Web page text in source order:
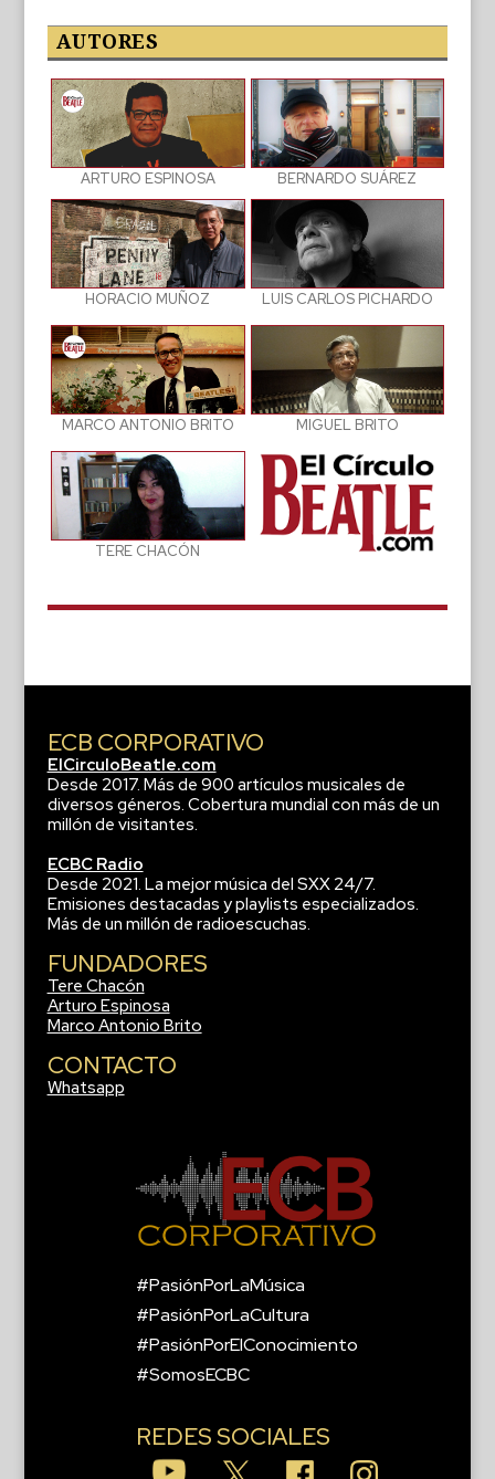
publicaciones
AUTORES
ARTURO ESPINOSA BERNARDO SUÁREZ
HORACIO MUÑOZ LUIS CARLOS PICHARDO
MARCO ANTONIO BRITO MIGUEL BRITO
TERE CHACÓN
ECB CORPORATIVO
ElCirculoBeatle.com
Desde 2017. Más de 900 artículos musicales de
diversos géneros. Cobertura mundial con más de un
millón de visitantes.
ECBC Radio
Desde 2021. La mejor música del SXX 24/7.
Emisiones destacadas y playlists especializados.
Más de un millón de radioescuchas.
FUNDADORES
Tere Chacón
Arturo Espinosa
Marco Antonio Brito
CONTACTO
Whatsapp
#PasiónPorLaMúsica
#PasiónPorLaCultura
#PasiónPorElConocimiento
#SomosECBC
REDES SOCIALES